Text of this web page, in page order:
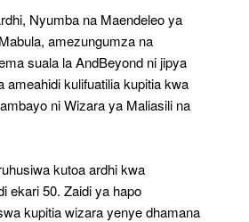
Nyumba na Maendeleo ya
amezungumza na
suala la AndBeyond ni jipya
ameahidi kulifuatilia kupitia kwa
ni Wizara ya Maliasili na
kutoa ardhi kwa
ekari 50. Zaidi ya hapo
kupitia wizara yenye dhamana